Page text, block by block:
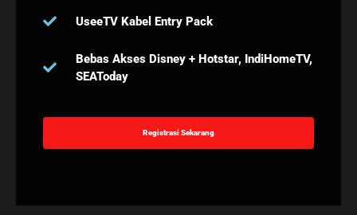
UseeTV Kabel Entry Pack
Bebas Akses Disney + Hotstar, IndiHomeTV,
SEAToday
Registrasi Sekarang